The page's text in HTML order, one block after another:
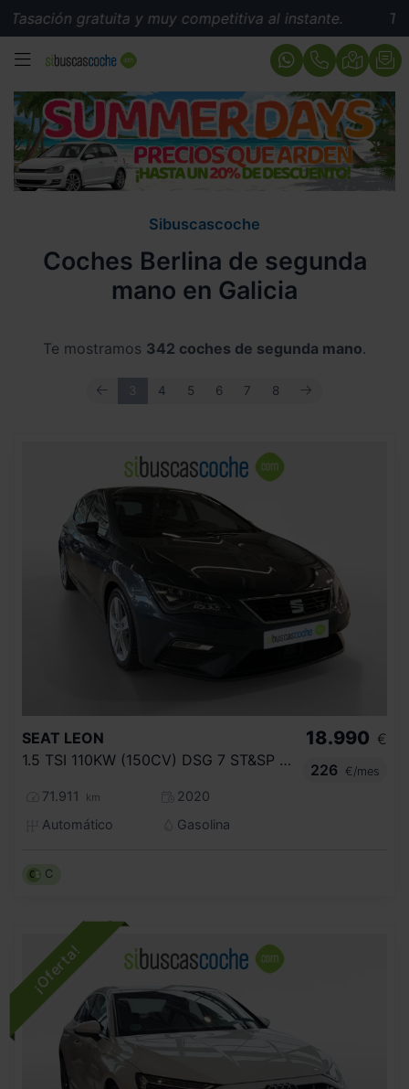
gratuita y muy competitiva al instante. Tasación
MENÚ
Sibuscascoche
Coches Berlina de segunda
mano en Galicia
Te mostramos 342 coches de segunda mano.
ANTERIOR
3 4 5 6 7 8 SIGUIENTE
SEAT LEON
1.5 TSI 110KW (150CV) DSG 7 ST&SP FR
71.911 km
2020
Automático
Gasolina
18.990 €
226
€/mes
C